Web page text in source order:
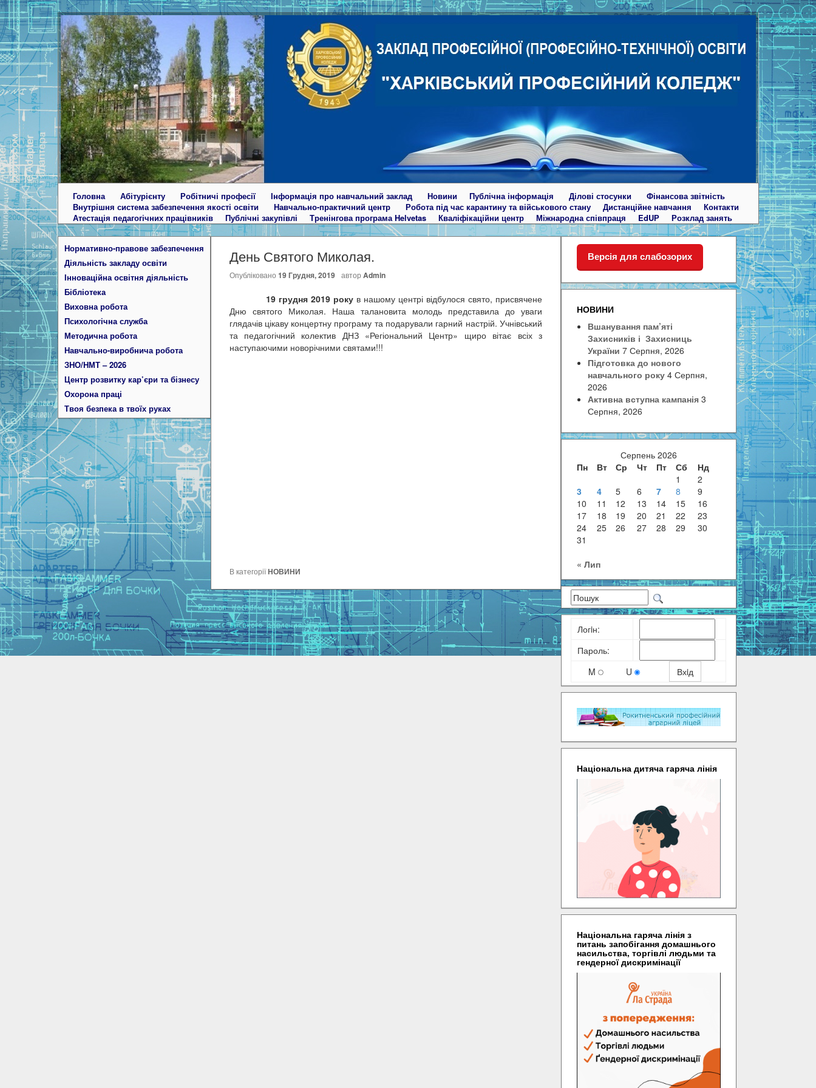
Головна Абітурієнту Робітничі професії Інформація про навчальний заклад Новини Публічна інформація Ділові стосунки
Фінансова звітність
Внутрішня система забезпечення якості освіти
Навчально-практичний центр Робота під час карантину та військового стану Дистанційне навчання
Контакти
Атестація педагогічних працівників
Публічні закупівлі Тренінгова програма Helvetas Кваліфікаційни центр Міжнародна співпраця EdUР Розклад занять
Нормативно-правове забезпечення
Діяльність закладу освіти
Інноваційна освітня діяльність
Бібліотека
Виховна робота
Психологічна служба
Методична робота
Навчально-виробнича робота
ЗНО/НМТ – 2026
Центр розвитку кар’єри та бізнесу
Охорона праці
Твоя безпека в твоїх руках
День Святого Миколая.
Опубліковано 19 Грудня, 2019 автор Admin
19 грудня 2019 року в нашому центрі відбулося свято, присвячене
Дню святого Миколая. Наша талановита молодь представила до уваги
глядачів цікаву концертну програму та подарували гарний настрій. Учнівський
та педагогічний колектив ДНЗ «Регіональний Центр» щиро вітає всіх з
наступаючими новорічними святами!!!
В категоріїНОВИНИ
Версія для слабозорих
НОВИНИ
Вшанування пам’яті
Захисників і Захисниць
України 7 Серпня, 2026
Підготовка до нового
навчального року 4 Серпня,
2026
Активна вступна кампанія 3
Серпня, 2026
Серпень 2026
Пн
Вт Ср Чт Пт Сб
Нд
1
2
3
4 5 6 7 8
9
10
11 12 13 14 15
16
17
18 19 20 21 22
23
24
25 26 27 28 29
30
31
« Лип
Логiн:
Пароль:
M
U
Національна дитяча гаряча лінія
Національна гаряча лінія з
питань запобігання домашнього
насильства, торгівлі людьми та
гендерної дискримінації